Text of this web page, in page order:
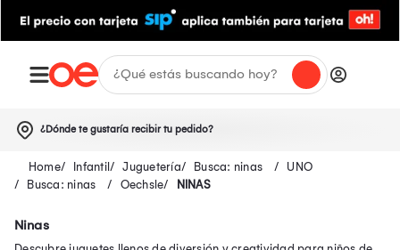
¿Dónde te gustaría recibir tu pedido?
Infantil Juguetería Busca: ninas
UNO
Busca: ninas
Oechsle NINAS
Ninas